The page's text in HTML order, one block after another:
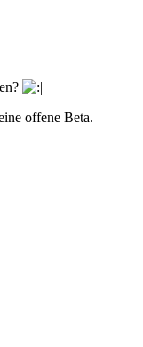
offene Beta.